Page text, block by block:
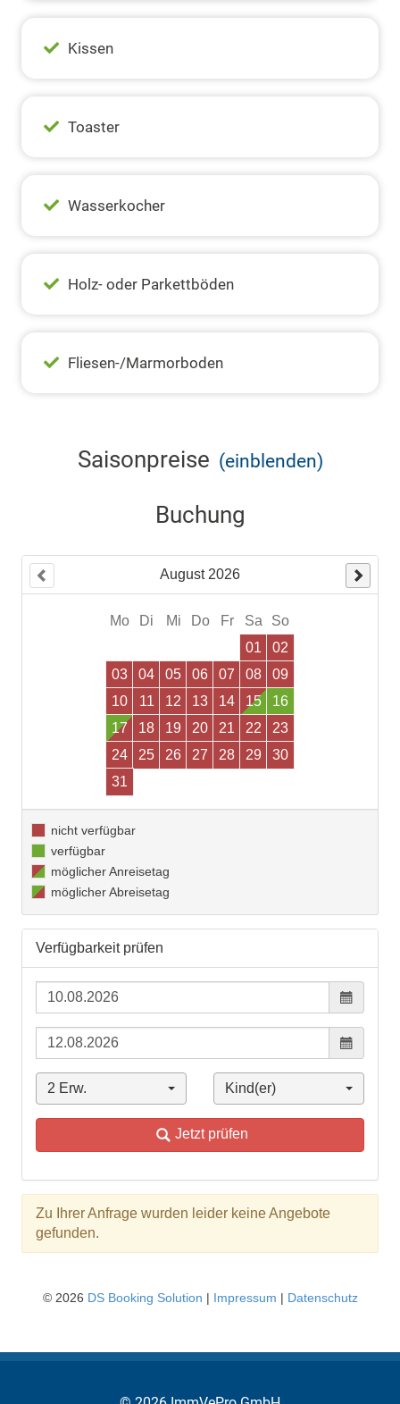
Kissen
Toaster
Wasserkocher
Holz- oder Parkettböden
Fliesen-/Marmorboden
Saisonpreise (einblenden)
Buchung